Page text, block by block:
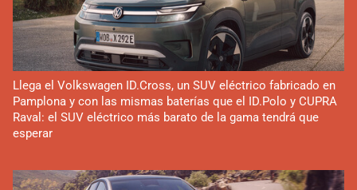
Llega el Volkswagen ID.Cross, un SUV eléctrico fabricado en
Pamplona y con las mismas baterías que el ID.Polo y CUPRA
Raval: el SUV eléctrico más barato de la gama tendrá que
esperar